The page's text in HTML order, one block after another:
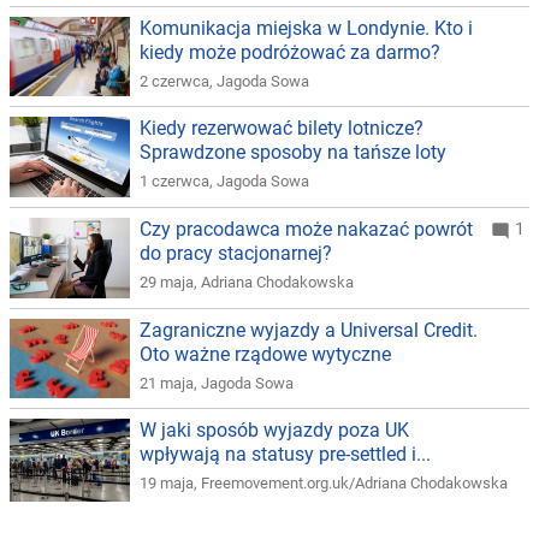
Komunikacja miejska w Londynie. Kto i
kiedy może podróżować za darmo?
2 czerwca, Jagoda Sowa
Kiedy rezerwować bilety lotnicze?
Sprawdzone sposoby na tańsze loty
1 czerwca, Jagoda Sowa
Czy pracodawca może nakazać powrót
do pracy stacjonarnej?
29 maja, Adriana Chodakowska
1
Zagraniczne wyjazdy a Universal Credit.
Oto ważne rządowe wytyczne
21 maja, Jagoda Sowa
W jaki sposób wyjazdy poza UK
wpływają na statusy pre-settled i...
19 maja, Freemovement.org.uk/Adriana Chodakowska